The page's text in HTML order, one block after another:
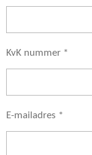
KvK nummer *
E-mailadres *